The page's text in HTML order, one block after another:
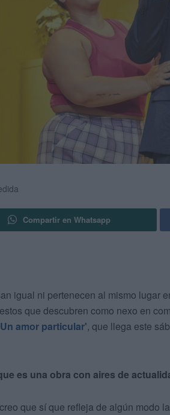
Compartir en Whatsapp
igual ni pertenecen al mismo lugar
que descubren como nexo en
amor particular', que llega este
es una obra con aires de
que sí que refleja de algún modo